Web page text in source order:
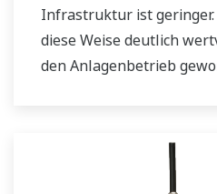
Infrastruktur ist
diese Weise deutlich
den Anlagenbetrieb